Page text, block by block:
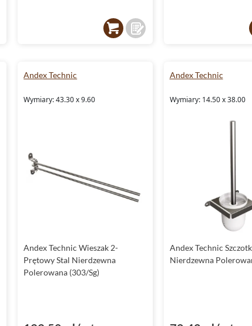
Andex Technic
Wymiary: 43.30 x 9.60
Andex Technic Wieszak 2-
Prętowy Stal Nierdzewna
Polerowana (303/Sg)
Andex Technic
Wymiary: 14.50 x 38.00
Andex Technic
Nierdzewna